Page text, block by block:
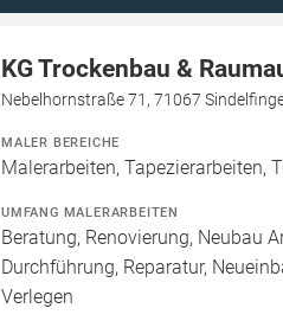
KG Trockenbau &
Nebelhornstraße 71, 71067
MALER BEREICHE
Malerarbeiten, Tapezierarbeiten,
UMFANG MALERARBEITEN
Beratung, Renovierung, Neubau
Durchführung, Reparatur,
Verlegen